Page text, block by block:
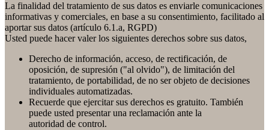
La finalidad del tratamiento de sus datos es enviarle comunicaciones
informativas y comerciales, en base a su consentimiento, facilitado al
aportar sus datos (artículo 6.1.a, RGPD)
Usted puede hacer valer los siguientes derechos sobre sus datos,
Derecho de información, acceso, de rectificación, de
oposición, de supresión ("al olvido"), de limitación del
tratamiento, de portabilidad, de no ser objeto de decisiones
individuales automatizadas.
Recuerde que ejercitar sus derechos es gratuito. También
puede usted presentar una reclamación ante la
autoridad de control.